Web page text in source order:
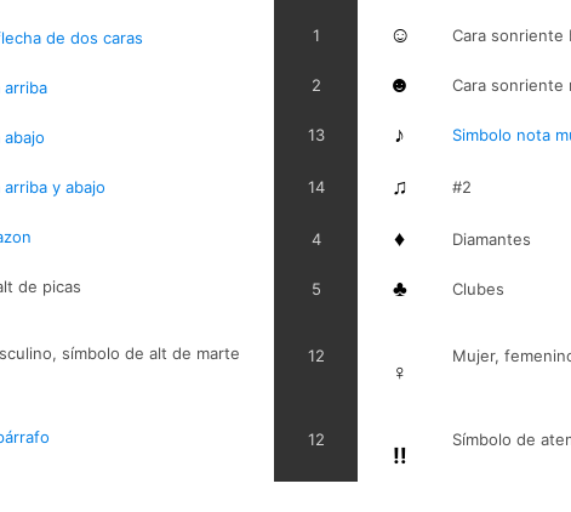
de dos caras
arriba
abajo
arriba y abajo
de picas
símbolo de alt de marte
1 ☺ Cara sonriente
2 ☻ Cara sonriente
13 ♪ Simbolo nota
14 ♫ #2
4 ♦ Diamantes
5 ♣ Clubes
12
♀
Mujer,
12
‼
Símbolo de